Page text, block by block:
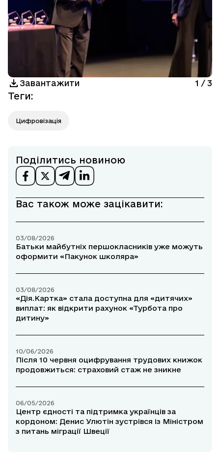
Завантажити 1 / 3
Теги:
Цифровізація
Поділитись новиною
Вас також може зацікавити:
03/08/2026
Батьки майбутніх першокласників уже можуть
оформити «Пакунок школяра»
03/08/2026
«Дія.Картка» стала доступна для «дитячих»
виплат: як відкрити рахунок «Турбота про
дитину»
10/06/2026
Після 10 червня оцифрування трудових книжок
продовжиться: страховий стаж не зникне
06/05/2026
Центр єдності та підтримка українців за
кордоном: Денис Улютін зустрівся із Міністром
з питань міграції Швеції